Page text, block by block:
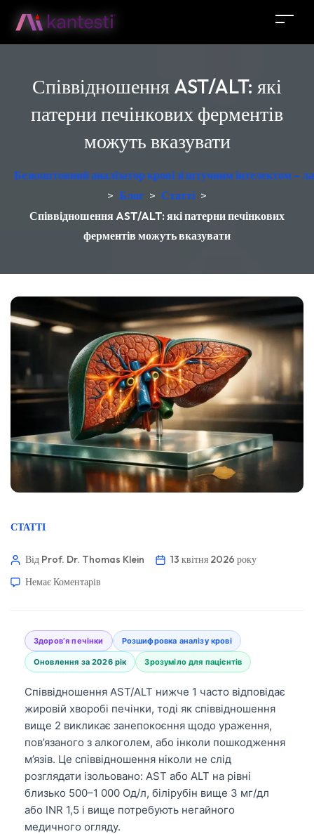
Співвідношення AST/ALT: які
патерни печінкових ферментів
можуть вказувати
Безкоштовний аналізатор крові зі штучним інтелектом –
> Блог > Статті >
Співвідношення AST/ALT: які патерни печінкових
ферментів можуть вказувати
СТАТТІ
Від Prof. Dr. Thomas Klein
13 квітня 2026 року
Немає Коментарів
Здоров’я печінки Розшифровка аналізу крові
Оновлення за 2026 рік Зрозуміло для пацієнтів
Співвідношення AST/ALT нижче 1 часто відповідає
жировій хворобі печінки, тоді як співвідношення
вище 2 викликає занепокоєння щодо ураження,
пов’язаного з алкоголем, або інколи пошкодження
м’язів. Це співвідношення ніколи не слід
розглядати ізольовано: AST або ALT на рівні
близько 500–1 000 Од/л, білірубін вище 3 мг/дл
або INR 1,5 і вище потребують негайного
медичного огляду.